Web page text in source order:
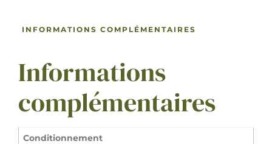
INFORMATIONS COMPLÉMENTAIRES
Informations
complémentaires
Conditionnement